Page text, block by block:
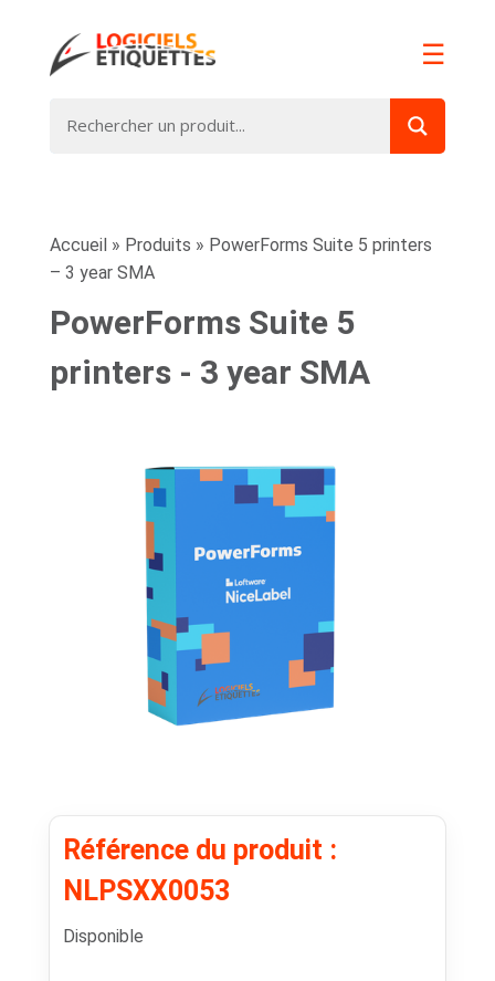
☰
Accueil » Produits » PowerForms Suite 5 printers
– 3 year SMA
PowerForms Suite 5
printers - 3 year SMA
Référence du produit :
NLPSXX0053
Disponible